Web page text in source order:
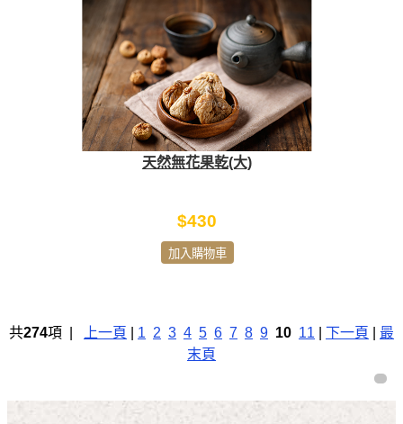
天然無花果乾(大)
$430
加入購物車
共274項 | 上一頁 1 2 3 4 5 6 7 8 9 10 11 下一頁
最
末頁